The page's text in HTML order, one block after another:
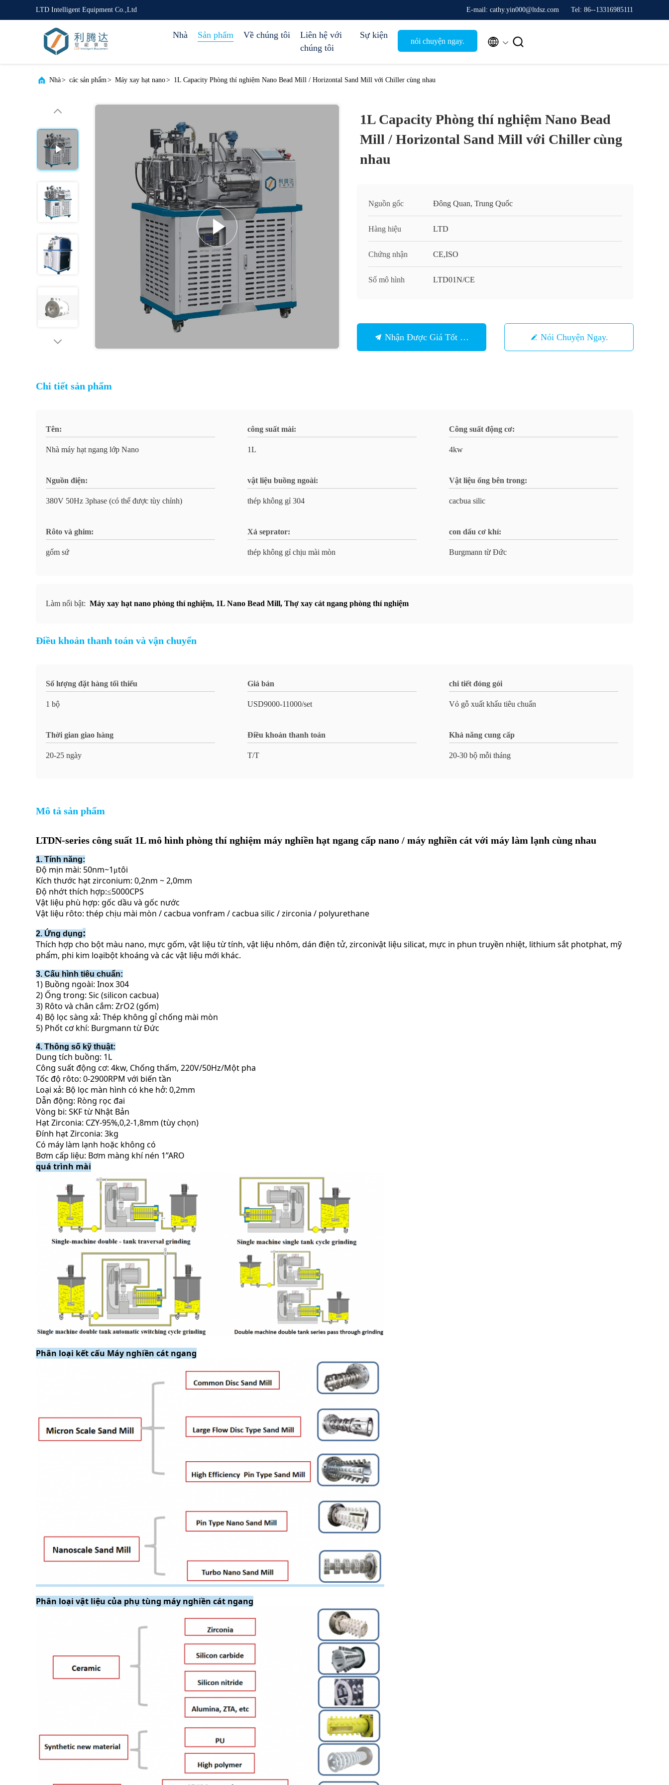
LTD Intelligent Equipment Co.,Ltd E-mail: cathy.yin000@ltdsz.com Tel: 86--13316985111
Nhà Sản phẩm Về chúng tôi
Liên hệ với
chúng tôi
Sự kiện
nói chuyện ngay.  
Nhà> các sản phẩm> Máy xay hạt nano> 1L Capacity Phòng thí nghiệm Nano Bead Mill / Horizontal Sand Mill với Chiller cùng nhau
1L Capacity Phòng thí nghiệm Nano Bead
Mill / Horizontal Sand Mill với Chiller cùng
nhau
Nguồn gốc Đông Quan, Trung Quốc
Hàng hiệu LTD
Chứng nhận CE,ISO
Số mô hình LTD01N/CE
Nhận Được Giá Tốt Nhất Nói Chuyện Ngay.
Chi tiết sản phẩm
Tên:
Nhà máy hạt ngang lớp Nano
công suất mài:
1L
Công suất động cơ:
4kw
Nguồn điện:
380V 50Hz 3phase (có thể được tùy chỉnh)
vật liệu buồng ngoài:
thép không gỉ 304
Vật liệu ống bên trong:
cacbua silic
Rôto và ghim:
gốm sứ
Xả seprator:
thép không gỉ chịu mài mòn
con dấu cơ khí:
Burgmann từ Đức
Làm nổi bật: Máy xay hạt nano phòng thí nghiệm, 1L Nano Bead Mill, Thợ xay cát ngang phòng thí nghiệm
Điều khoản thanh toán và vận chuyển
Số lượng đặt hàng tối thiểu
1 bộ
Giá bán
USD9000-11000/set
chi tiết đóng gói
Vỏ gỗ xuất khẩu tiêu chuẩn
Thời gian giao hàng
20-25 ngày
Điều khoản thanh toán
T/T
Khả năng cung cấp
20-30 bộ mỗi tháng
Mô tả sản phẩm
LTDN-series công suất 1L mô hình phòng thí nghiệm máy nghiền hạt ngang cấp nano / máy nghiền cát với máy làm lạnh cùng nhau
1. Tính năng:
Độ mịn mài: 50nm~1 μtôi
Kích thước hạt zirconium: 0,2nm ~ 2,0mm
Độ nhớt thích hợp:≤5000CPS
Vật liệu phù hợp: gốc dầu và gốc nước
Vật liệu rôto: thép chịu mài mòn / cacbua vonfram / cacbua silic / zirconia / polyurethane
2. Ứng dụng:
Thích hợp cho bột màu nano, mực gốm, vật liệu từ tính, vật liệu nhôm, dán điện tử, zirconivật liệu silicat, mực in phun truyền nhiệt, lithium sắt photphat, mỹ
phẩm, phi kim loạibột khoáng và các vật liệu mới khác.
3. Cấu hình tiêu chuẩn:
1) Buồng ngoài: Inox 304
2) Ống trong: Sic (silicon cacbua)
3) Rôto và chân cắm: ZrO2 (gốm)
4) Bộ lọc sàng xả: Thép không gỉ chống mài mòn
5) Phốt cơ khí: Burgmann từ Đức
4. Thông số kỹ thuật:
Dung tích buồng: 1L
Công suất động cơ: 4kw, Chống thấm, 220V/50Hz/Một pha
Tốc độ rôto: 0-2900RPM với biến tần
Loại xả: Bộ lọc màn hình có khe hở: 0,2mm
Dẫn động: Ròng rọc đai
Vòng bi: SKF từ Nhật Bản
Hạt Zirconia: CZY-95%,0,2-1,8mm (tùy chọn)
Đính hạt Zirconia: 3kg
Có máy làm lạnh hoặc không có
Bơm cấp liệu: Bơm màng khí nén 1”ARO
quá trình mài
Phân loại kết cấu Máy nghiền cát ngang
Phân loại vật liệu của phụ tùng máy nghiền cát ngang